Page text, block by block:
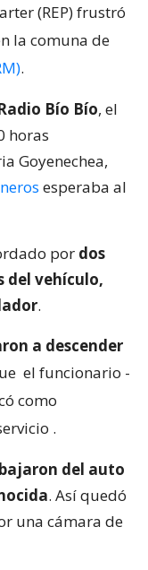
(REP) frustró
la comuna de
.
Bío Bío, el
horas
Goyenechea,
esperaba al
por dos
del vehículo,
.
a descender
el funcionario -
como
.
del auto
. Así quedó
una cámara de